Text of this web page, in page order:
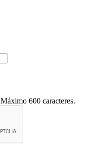
Máximo 600 caracteres.